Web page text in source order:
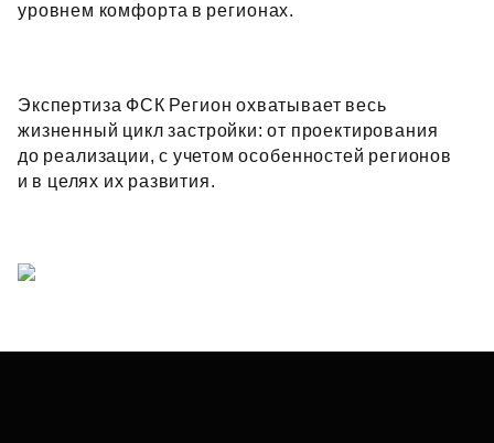
уровнем комфорта в регионах.
Экспертиза ФСК Регион охватывает весь
жизненный цикл застройки: от проектирования
до реализации, с учетом особенностей регионов
и в целях их развития.